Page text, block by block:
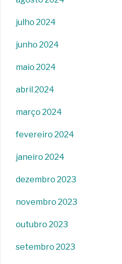
julho 2024
junho 2024
maio 2024
abril 2024
março 2024
fevereiro 2024
janeiro 2024
dezembro 2023
novembro 2023
outubro 2023
setembro 2023